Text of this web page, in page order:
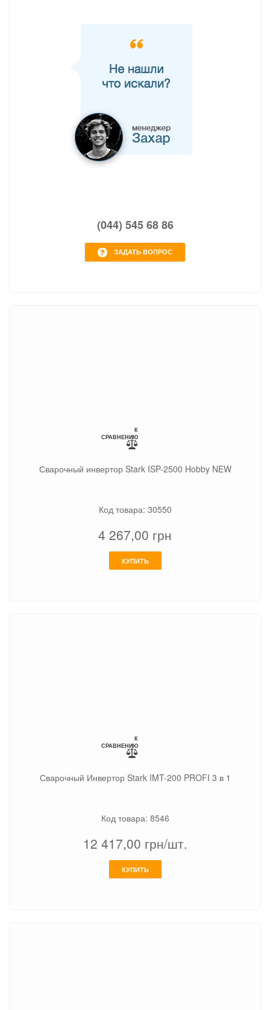
(044) 545 68 86
ЗАДАТЬ ВОПРОС
К
СРАВНЕНИЮ
Сварочный инвертор Stark ISP-2500 Hobby NEW
Код товара: 30550
4 267,00 грн
КУПИТЬ
К
СРАВНЕНИЮ
Сварочный Инвертор Stark IMT-200 PROFI 3 в 1
Код товара: 8546
12 417,00 грн/шт.
КУПИТЬ